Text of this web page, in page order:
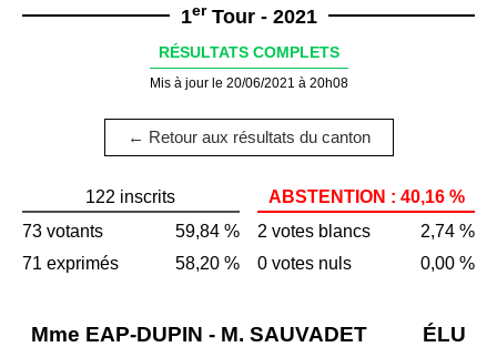
1erTour - 2021
RÉSULTATS COMPLETS
Mis à jour le 20/06/2021 à 20h08
← Retour aux résultats du canton
122 inscrits
73 votants
59,84 %
71 exprimés
58,20 %
ABSTENTION : 40,16 %
2 votes blancs
2,74 %
0 votes nuls
0,00 %
Mme EAP-DUPIN - M. SAUVADET ÉLU